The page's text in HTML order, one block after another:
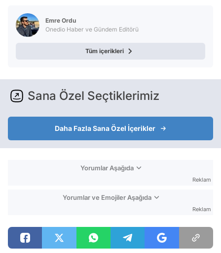
Emre Ordu
Onedio Haber ve Gündem Editörü
Tüm içerikleri
Sana Özel Seçtiklerimiz
Daha Fazla Sana Özel İçerikler
Yorumlar Aşağıda
Reklam
Yorumlar ve Emojiler Aşağıda
Reklam